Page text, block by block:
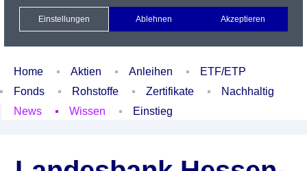
Xetra Realtime
Watchlist Portfolio Login
Home Aktien Anleihen
ETF/ETP
Fonds
Rohstoffe Zertifikate
Nachhaltig
News
Wissen Einstieg
Einstellungen Ablehnen Akzeptieren